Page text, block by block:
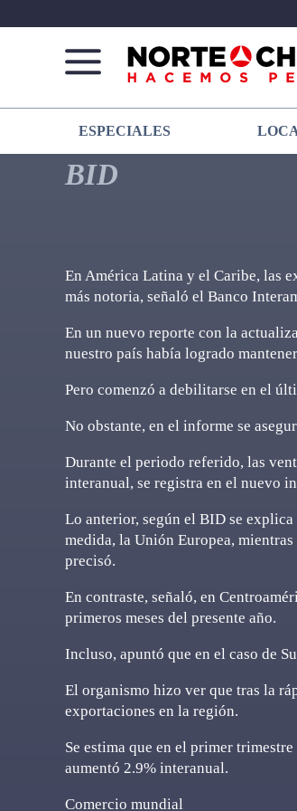
Norte
De
Chihuahua
Más
que
noticias,
ESPECIALES
BID
En América Latina y el Caribe, las
más notoria, señaló el Banco
En un nuevo reporte con la
nuestro país había logrado
Pero comenzó a debilitarse en el
No obstante, en el informe se
Durante el periodo referido, las
interanual, se registra en el nuevo
Lo anterior, según el BID se
medida, la Unión Europea,
precisó.
En contraste, señaló, en
primeros meses del presente año.
Incluso, apuntó que en el caso de
El organismo hizo ver que tras la
exportaciones en la región.
Se estima que en el primer
aumentó 2.9% interanual.
Comercio mundial